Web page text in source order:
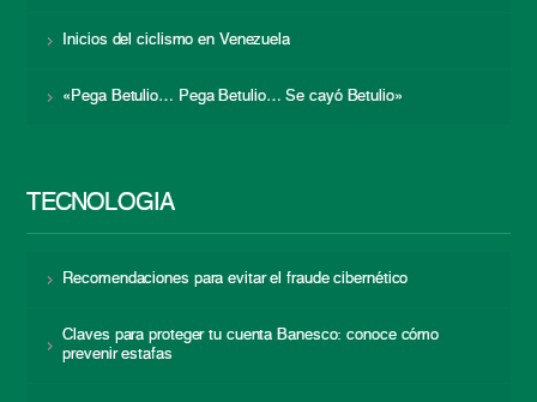
Inicios del ciclismo en Venezuela
«Pega Betulio… Pega Betulio… Se cayó Betulio»
TECNOLOGÍA
Recomendaciones para evitar el fraude cibernético
Claves para proteger tu cuenta Banesco: conoce cómo
prevenir estafas